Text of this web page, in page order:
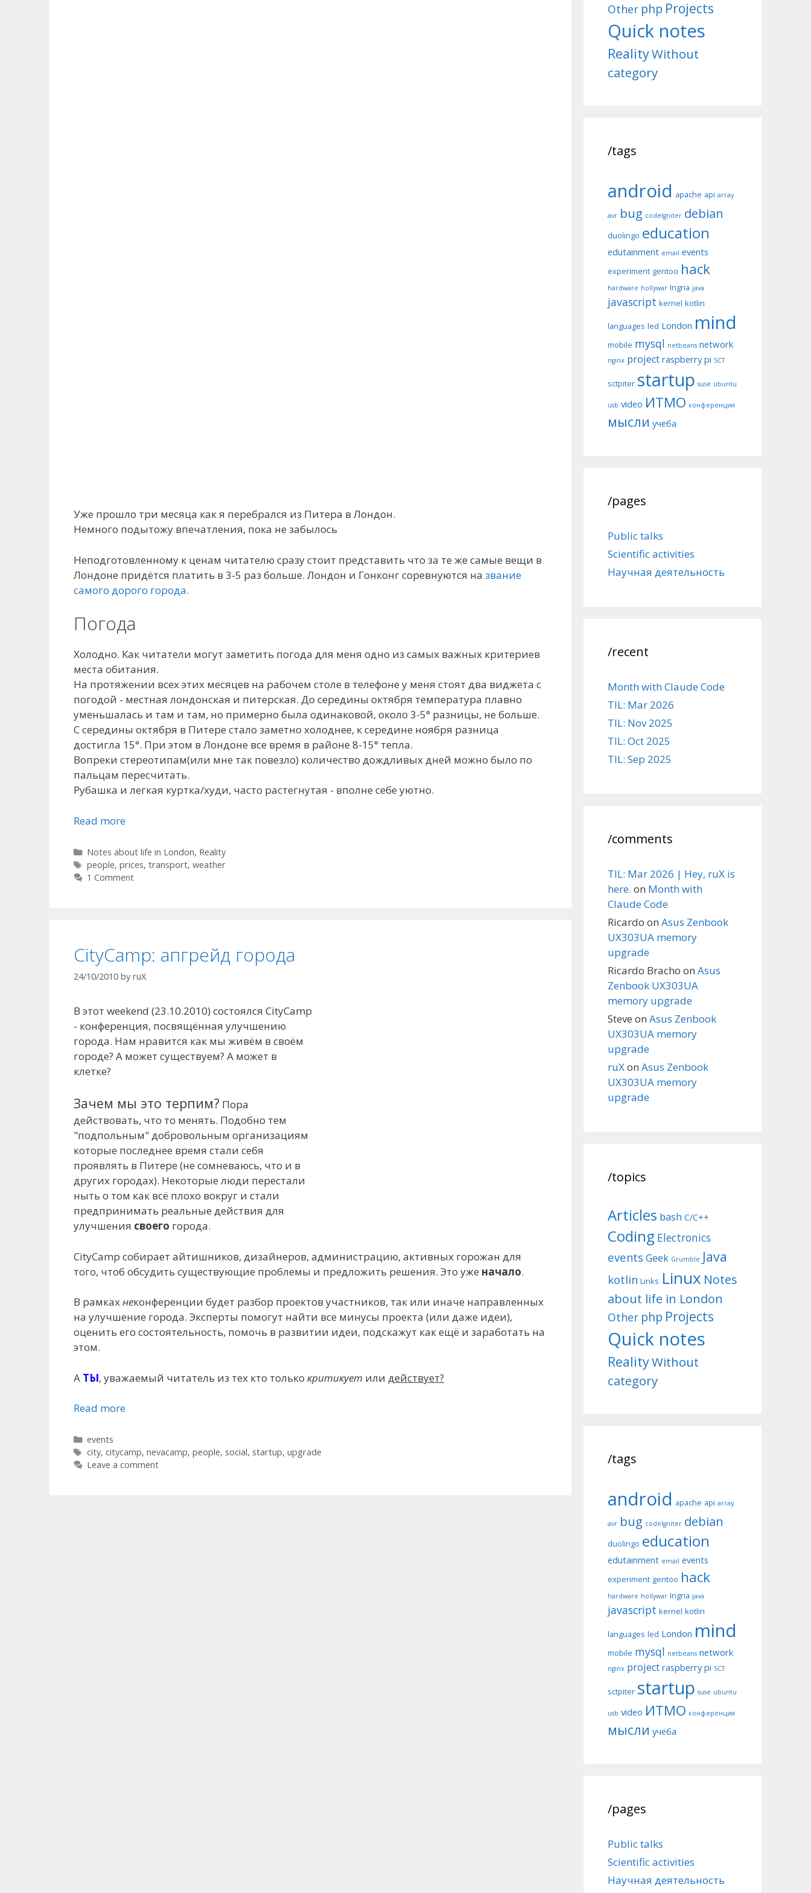
Уже прошло три месяца как я перебрался из Питера в Лондон.
Немного подытожу впечатления, пока не забылось
Неподготовленному к ценам читателю сразу стоит представить что за те же самые вещи в
Лондоне придётся платить в 3-5 раз больше. Лондон и Гонконг соревнуются на звание
самого дорого города.
Погода
Холодно. Как читатели могут заметить погода для меня одно из самых важных критериев
места обитания.
На протяжении всех этих месяцев на рабочем столе в телефоне у меня стоят два виджета с
погодой - местная лондонская и питерская. До середины октября температура плавно
уменьшалась и там и там, но примерно была одинаковой, около 3-5° разницы, не больше.
С середины октября в Питере стало заметно холоднее, к середине ноября разница
достигла 15°. При этом в Лондоне все время в районе 8-15° тепла.
Вопреки стереотипам(или мне так повезло) количество дождливых дней можно было по
пальцам пересчитать.
Рубашка и легкая куртка/худи, часто растегнутая - вполне себе уютно.
Read more
Categories
Notes about life in London, Reality
Tags
people, prices, transport, weather
1 Comment
CityCamp: апгрейд города
24/10/2010 by ruX
В этот weekend (23.10.2010) состоялся CityCamp
- конференция, посвящённая улучшению
города. Нам нравится как мы живём в своём
городе? А может существуем? А может в
клетке?
Зачем мы это терпим? Пора
действовать, что то менять. Подобно тем
"подпольным" добровольным организациям
которые последнее время стали себя
проявлять в Питере (не сомневаюсь, что и в
других городах). Некоторые люди перестали
ныть о том как всё плохо вокруг и стали
предпринимать реальные действия для
улучшения своего города.
CityCamp собирает айтишников, дизайнеров, администрацию, активных горожан для
того, чтоб обсудить существующие проблемы и предложить решения. Это уже начало.
В рамкахнеконференции будет разбор проектов участников, так или иначе направленных
на улучшение города. Эксперты помогут найти все минусы проекта (или даже идеи),
оценить его состоятельность, помочь в развитии идеи, подскажут как ещё и заработать на
этом.
А ТЫ, уважаемый читатель из тех кто только критикует или действует?
Read more
Categories
events
Tags
city, citycamp, nevacamp, people, social, startup, upgrade
Leave a comment
Other php Projects
Quick notes
RealityWithout
category
/tags
android apache api array
avr bug codeIgniter debian
duolingo education
edutainment email events
experiment gentoo hack
hardware hollywar Ingria java
javascript kernel kotlin
languages led London mind
mobile mysql netbeans network
nginx project raspberry pi SCT
sctpiter startup suse ubuntu
usb video ИТМО конференция
мысли учёба
/pages
Public talks
Scientific activities
Научная деятельность
/recent
Month with Claude Code
TIL: Mar 2026
TIL: Nov 2025
TIL: Oct 2025
TIL: Sep 2025
/comments
TIL: Mar 2026 | Hey, ruX is
here. on Month with
Claude Code
Ricardo on Asus Zenbook
UX303UA memory
upgrade
Ricardo Bracho on Asus
Zenbook UX303UA
memory upgrade
Steve on Asus Zenbook
UX303UA memory
upgrade
ruXon Asus Zenbook
UX303UA memory
upgrade
/topics
Articles bash C/C++
Coding Electronics
events Geek Grumble Java
kotlin Links Linux Notes
about life in London
Other php Projects
Quick notes
RealityWithout
category
/tags
android apache api array
avr bug codeIgniter debian
duolingo education
edutainment email events
experiment gentoo hack
hardware hollywar Ingria java
javascript kernel kotlin
languages led London mind
mobile mysql netbeans network
nginx project raspberry pi SCT
sctpiter startup suse ubuntu
usb video ИТМО конференция
мысли учёба
/pages
Public talks
Scientific activities
Научная деятельность